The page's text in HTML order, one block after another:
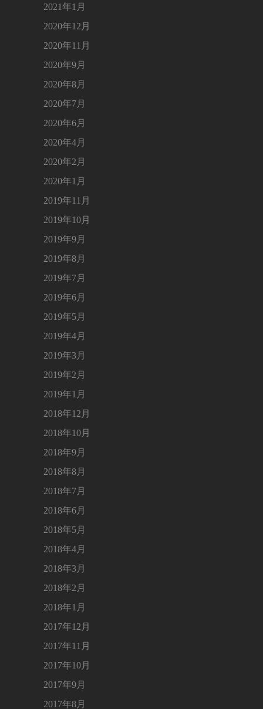
2021年1月
2020年12月
2020年11月
2020年9月
2020年8月
2020年7月
2020年6月
2020年4月
2020年2月
2020年1月
2019年11月
2019年10月
2019年9月
2019年8月
2019年7月
2019年6月
2019年5月
2019年4月
2019年3月
2019年2月
2019年1月
2018年12月
2018年10月
2018年9月
2018年8月
2018年7月
2018年6月
2018年5月
2018年4月
2018年3月
2018年2月
2018年1月
2017年12月
2017年11月
2017年10月
2017年9月
2017年8月